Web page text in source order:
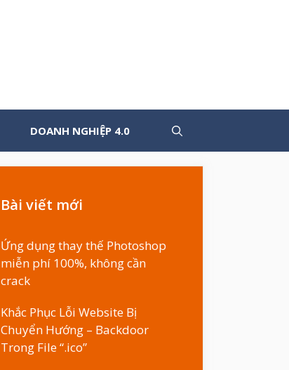
DOANH NGHIỆP 4.0
Bài viết mới
Ứng dụng thay thế Photoshop
miễn phí 100%, không cần
crack
Khắc Phục Lỗi Website Bị
Chuyển Hướng – Backdoor
Trong File “.ico”